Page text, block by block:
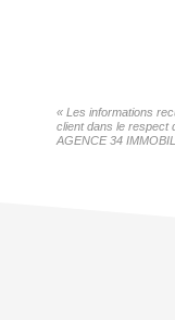
« Les informations
client dans le respect
AGENCE 34